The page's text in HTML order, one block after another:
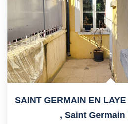
, Saint Germain